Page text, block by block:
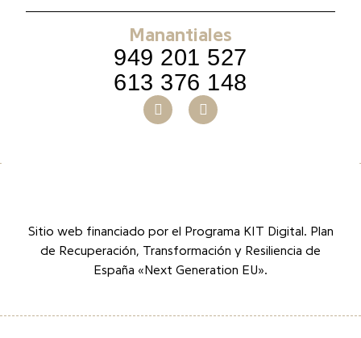
Manantiales
949 201 527
613 376 148
Sitio web financiado por el Programa KIT Digital. Plan
de Recuperación, Transformación y Resiliencia de
España «Next Generation EU».